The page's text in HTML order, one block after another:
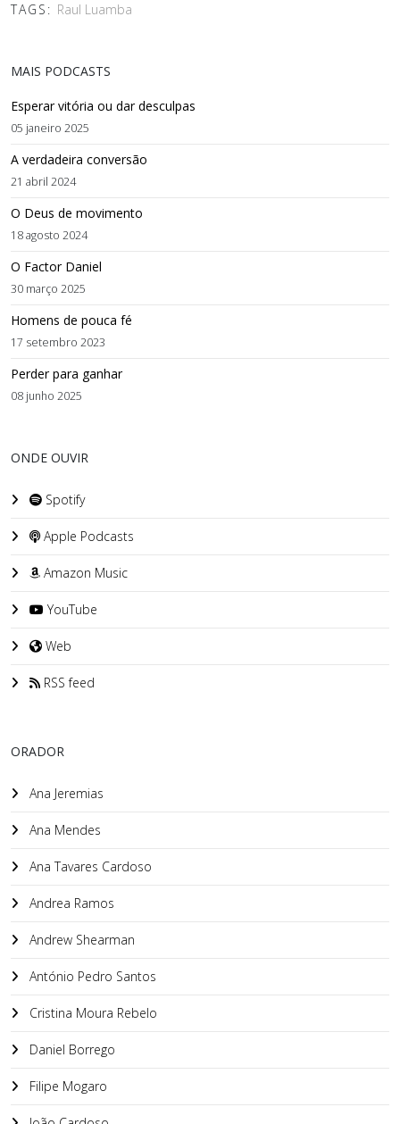
TAGS: Raul Luamba
MAIS PODCASTS
Esperar vitória ou dar desculpas
05 janeiro 2025
A verdadeira conversão
21 abril 2024
O Deus de movimento
18 agosto 2024
O Factor Daniel
30 março 2025
Homens de pouca fé
17 setembro 2023
Perder para ganhar
08 junho 2025
ONDE OUVIR
Spotify
Apple Podcasts
Amazon Music
YouTube
Web
RSS feed
ORADOR
Ana Jeremias
Ana Mendes
Ana Tavares Cardoso
Andrea Ramos
Andrew Shearman
António Pedro Santos
Cristina Moura Rebelo
Daniel Borrego
Filipe Mogaro